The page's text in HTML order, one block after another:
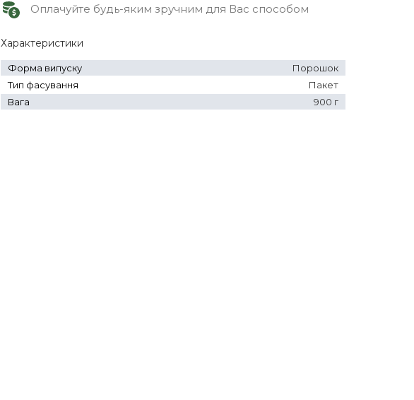
Оплачуйте будь-яким зручним для Вас способом
Характеристики
Форма випуску
Порошок
Тип фасування
Пакет
Вага
900 г